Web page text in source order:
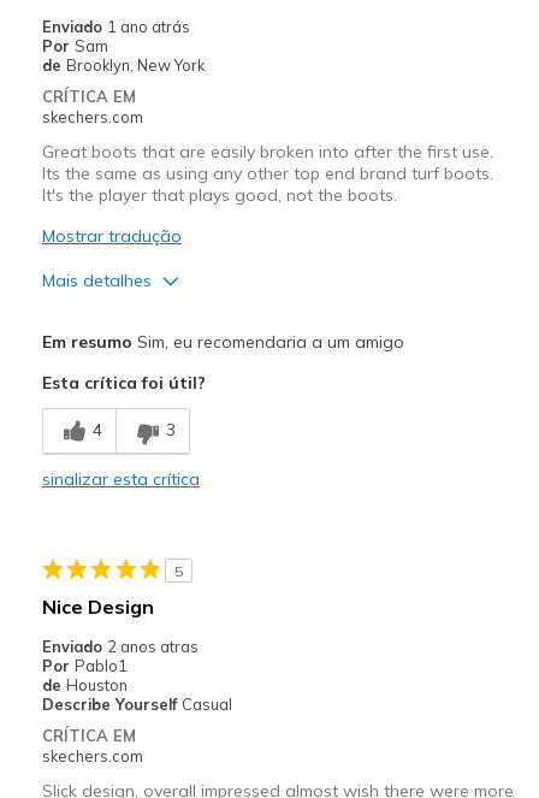
Enviado 1 ano atrás
Por Sam
de Brooklyn, New York
CRÍTICA EM
skechers.com
Great boots that are easily broken into after the first use.
Its the same as using any other top end brand turf boots.
It's the player that plays good, not the boots.
Mostrar tradução
Mais detalhes
Sizing
Feels true to size
Em resumo Sim, eu recomendaria a um amigo
Esta crítica foi útil?
4 3
sinalizar esta crítica
5
Nice Design
Enviado 2 anos atras
Por Pablo1
de Houston
Describe Yourself Casual
CRÍTICA EM
skechers.com
Slick design, overall impressed almost wish there were more